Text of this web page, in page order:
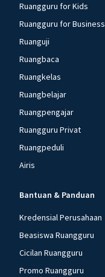
Ruangguru for Kids
Ruangguru for Business
Ruanguji
Ruangbaca
Ruangkelas
Ruangbelajar
Ruangpengajar
Ruangguru Privat
Ruangpeduli
Airis
Bantuan & Panduan
Kredensial Perusahaan
Beasiswa Ruangguru
Cicilan Ruangguru
Promo Ruangguru